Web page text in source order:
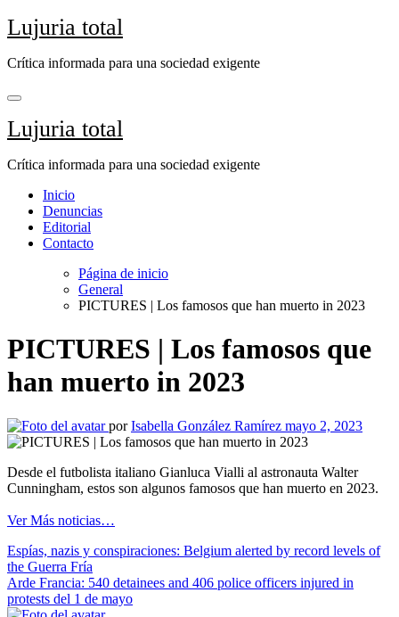
Saltar
al
Lujuria total
Crítica informada para una sociedad exigente
Lujuria total
Crítica informada para una sociedad exigente
Inicio
Denuncias
Editorial
Contacto
Página de inicio
General
PICTURES | Los famosos que han muerto in 2023
PICTURES | Los famosos que
han muerto in 2023
porIsabella González Ramírez mayo 2, 2023
Desde el futbolista italiano Gianluca Vialli al astronauta Walter
Cunningham, estos son algunos famosos que han muerto en 2023.
Ver Más noticias…
Navegación
de
entradas
Espías, nazis y conspiraciones: Belgium alerted by record levels of
the Guerra Fría
Arde Francia: 540 detainees and 406 police officers injured in
protests del 1 de mayo